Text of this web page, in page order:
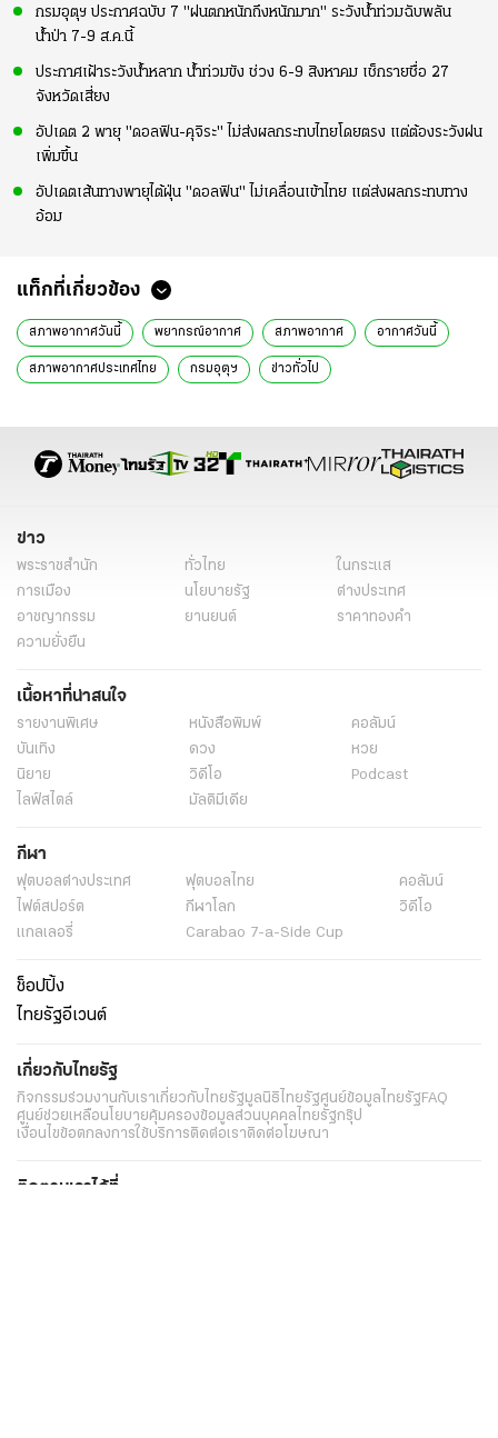
กรมอุตุฯ ประกาศฉบับ 7 "ฝนตกหนักถึงหนักมาก" ระวังน้ำท่วมฉับพลัน
น้ำป่า 7-9 ส.ค.นี้
ประกาศเฝ้าระวังน้ำหลาก น้ำท่วมขัง ช่วง 6-9 สิงหาคม เช็กรายชื่อ 27
จังหวัดเสี่ยง
อัปเดต 2 พายุ "ดอลฟิน-คุจิระ" ไม่ส่งผลกระทบไทยโดยตรง แต่ต้องระวังฝน
เพิ่มขึ้น
อัปเดตเส้นทางพายุไต้ฝุ่น "ดอลฟิน" ไม่เคลื่อนเข้าไทย แต่ส่งผลกระทบทาง
อ้อม
แท็กที่เกี่ยวข้อง
สภาพอากาศวันนี้ พยากรณ์อากาศ สภาพอากาศ อากาศวันนี้
สภาพอากาศประเทศไทย กรมอุตุฯ ข่าวทั่วไป
ข่าว
พระราชสำนัก ทั่วไทย
ในกระแส
การเมือง
นโยบายรัฐ
ต่างประเทศ
อาชญากรรม
ยานยนต์
ราคาทองคำ
ความยั่งยืน
เนื้อหาที่น่าสนใจ
รายงานพิเศษ หนังสือพิมพ์
คอลัมน์
บันเทิง
ดวง
หวย
นิยาย
วิดีโอ
Podcast
ไลฟ์สไตล์
มัลติมีเดีย
กีฬา
ฟุตบอลต่่างประเทศ ฟุตบอลไทย
คอลัมน์
ไฟต์สปอร์ต
กีฬาโลก
วิดีโอ
แกลเลอรี่
Carabao 7-a-Side Cup
ช็อปปิ้ง
ไทยรัฐอีเวนต์
เกี่ยวกับไทยรัฐ
กิจกรรมร่วมงานกับเราเกี่ยวกับไทยรัฐมูลนิธิไทยรัฐศูนย์ข้อมูลไทยรัฐFAQ
ศูนย์ช่วยเหลือนโยบายคุ้มครองข้อมูลส่วนบุคคลไทยรัฐกรุ๊ป
เงื่อนไขข้อตกลงการใช้บริการติดต่อเราติดต่อโฆษณา
ติดตามเราได้ที่